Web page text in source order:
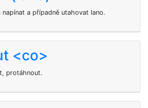
napínat a případně utahovat lano.
<co>
protáhnout.